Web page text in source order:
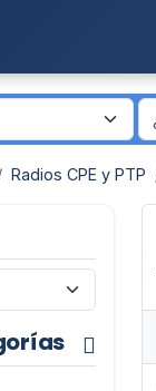
Radios CPE y PTP